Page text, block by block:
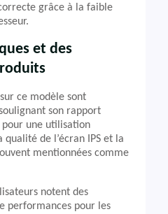
grâce à la faible
et des
ce modèle sont
son rapport
une utilisation
qualité de l’écran IPS et la
mentionnées comme
notent des
performances pour les